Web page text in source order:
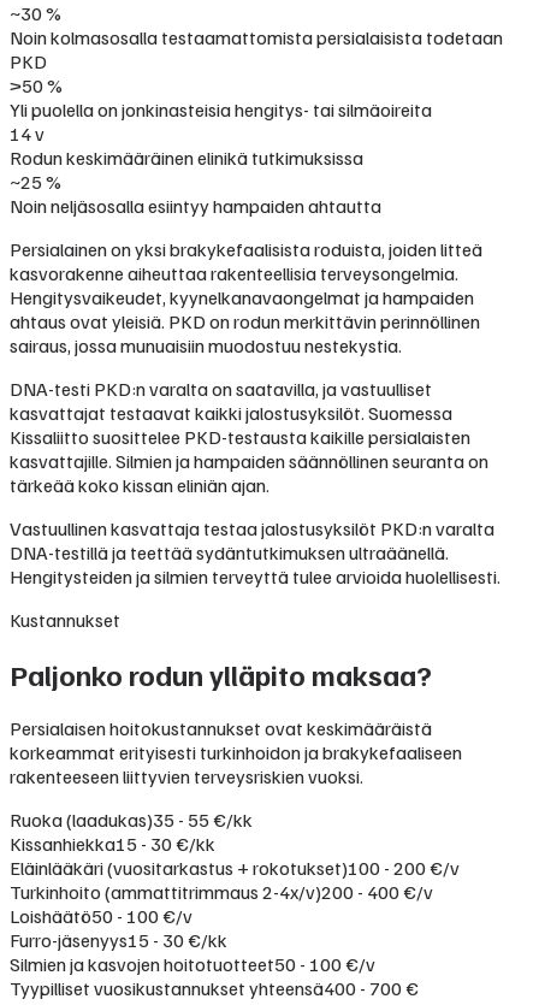
~30 %
Noin kolmasosalla testaamattomista persialaisista todetaan
PKD
>50 %
Yli puolella on jonkinasteisia hengitys- tai silmäoireita
14 v
Rodun keskimääräinen elinikä tutkimuksissa
~25 %
Noin neljäsosalla esiintyy hampaiden ahtautta
Persialainen on yksi brakykefaalisista roduista, joiden litteä
kasvorakenne aiheuttaa rakenteellisia terveysongelmia.
Hengitysvaikeudet, kyynelkanavaongelmat ja hampaiden
ahtaus ovat yleisiä. PKD on rodun merkittävin perinnöllinen
sairaus, jossa munuaisiin muodostuu nestekystia.
DNA-testi PKD:n varalta on saatavilla, ja vastuulliset
kasvattajat testaavat kaikki jalostusyksilöt. Suomessa
Kissaliitto suosittelee PKD-testausta kaikille persialaisten
kasvattajille. Silmien ja hampaiden säännöllinen seuranta on
tärkeää koko kissan eliniän ajan.
Vastuullinen kasvattaja testaa jalostusyksilöt PKD:n varalta
DNA-testillä ja teettää sydäntutkimuksen ultraäänellä.
Hengitysteiden ja silmien terveyttä tulee arvioida huolellisesti.
Kustannukset
Paljonko rodun ylläpito maksaa?
Persialaisen hoitokustannukset ovat keskimääräistä
korkeammat erityisesti turkinhoidon ja brakykefaaliseen
rakenteeseen liittyvien terveysriskien vuoksi.
Ruoka (laadukas)35 - 55 €/kk
Kissanhiekka15 - 30 €/kk
Eläinlääkäri (vuositarkastus + rokotukset)100 - 200 €/v
Turkinhoito (ammattitrimmaus 2-4x/v)200 - 400 €/v
Loishäätö50 - 100 €/v
Furro-jäsenyys15 - 30 €/kk
Silmien ja kasvojen hoitotuotteet50 - 100 €/v
Tyypilliset vuosikustannukset yhteensä400 - 700 €